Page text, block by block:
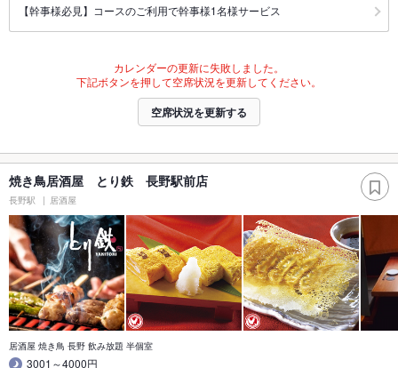
【幹事様必見】コースのご利用で幹事様1名様サービス
カレンダーの更新に失敗しました。
下記ボタンを押して空席状況を更新してください。
空席状況を更新する
焼き鳥居酒屋 とり鉄 長野駅前店
長野駅 居酒屋
居酒屋 焼き鳥 長野 飲み放題 半個室
3001～4000円